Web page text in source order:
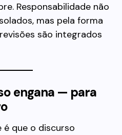
Responsabilidade não
mas pela forma
são integrados
engana — para
que o discurso